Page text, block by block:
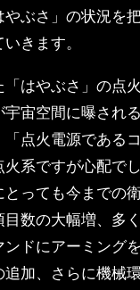
ぶさ」の状況を
きます。
「はやぶさ」の点
宇宙空間に曝され
「点火電源である
系ですが心配で
とっても今までの
数の大幅増、多
ドにアーミング
追加、さらに機械